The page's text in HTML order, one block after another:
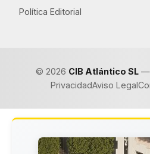
Política Editorial
© 2026 CIB Atlántico SL—
PrivacidadAviso Legal